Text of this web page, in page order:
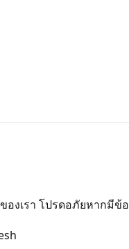
องเรา โปรดอภัยหากมี